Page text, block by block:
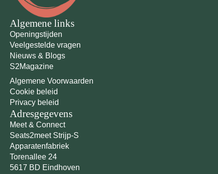
Algemene links
Openingstijden
Veelgestelde vragen
Nieuws & Blogs
S2Magazine
Algemene Voorwaarden
Cookie beleid
Privacy beleid
Adresgegevens
Meet & Connect
Seats2meet Strijp-S
Apparatenfabriek
Torenallee 24
5617 BD Eindhoven